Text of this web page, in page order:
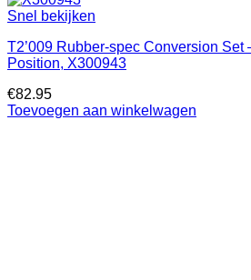
Snel bekijken
T2’009 Rubber-spec Conversion Set
Position, X300943
€82.95
Toevoegen aan winkelwagen